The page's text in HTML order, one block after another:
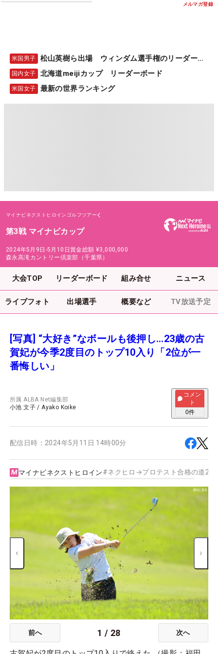
メルマガ登録
米国男子 松山英樹ら出場 ウィンダム選手権のリーダーボード
国内女子 北海道meijiカップ リーダーボード
米国女子 最新の世界ランキング
マイナビネクストヒロインゴルフツアー
第3戦 マイナビカップ
2024年5月9日-5月10日賞金総額 ¥3,000,000
森永高滝カントリー倶楽部（千葉県）
大会TOP リーダーボード 組み合せ ニュース
ライブフォト 出場選手 概要など TV放送予定
[写真] “大好き”なボールも後押し…23歳の古
賀妃が今季2度目のトップ10入り「2位が一
番悔しい」
所属ALBA Net編集部
小池 文子 /Ayako Koike
コメン
ト
0件
配信日時： 2024年5月11日 14時00分
マイナビネクストヒロイン#ネクヒロ→プロテスト合格の道
前へ 1 / 28 次へ